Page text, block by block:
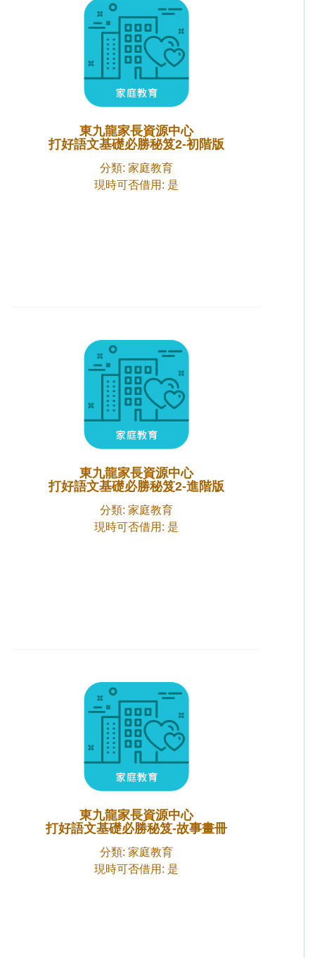
東九龍家長資源中心
打好語文基礎必勝秘笈2-初階版
分類: 家庭教育
現時可否借用: 是
東九龍家長資源中心
打好語文基礎必勝秘笈2-進階版
分類: 家庭教育
現時可否借用: 是
東九龍家長資源中心
打好語文基礎必勝秘笈-故事畫冊
分類: 家庭教育
現時可否借用: 是